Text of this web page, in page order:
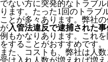
でない方に突発的なトラブ
ります。たった1回のトラブ
ことが多々あります。弊社
が入管法違反で逮捕された事
例もかなりあります。これ
をすることがおすすめです。
また、コストも、弊社は人
受け入れ人数が増えれば増